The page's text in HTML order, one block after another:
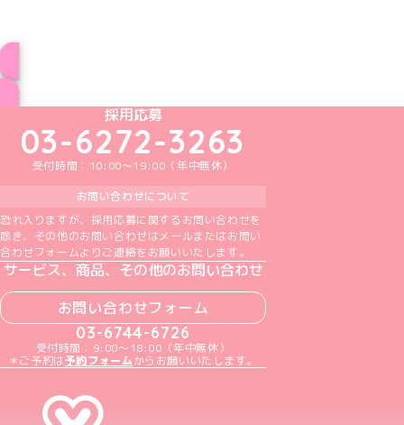
めいどりーみんTikTok公式アカウント
めいどりーみんX公式アカウント
めいどりーみんInstagram公式アカウント
めいどりーみんFacebook公式アカウン
めいどりーみんYouTube公式アカ
採用応募
03-6272-3263
受付時間：10:00～19:00（年中無休）
お問い合わせについて
恐れ入りますが、採用応募に関するお問い合わせを
除き、その他のお問い合わせはメールまたはお問い
合わせフォームよりご連絡をお願いいたします。
サービス、商品、その他のお問い合わせ
お問い合わせフォーム
03-6744-6726
受付時間：9:00～18:00（年中無休）
＊ご予約は予約フォームからお願いいたします。